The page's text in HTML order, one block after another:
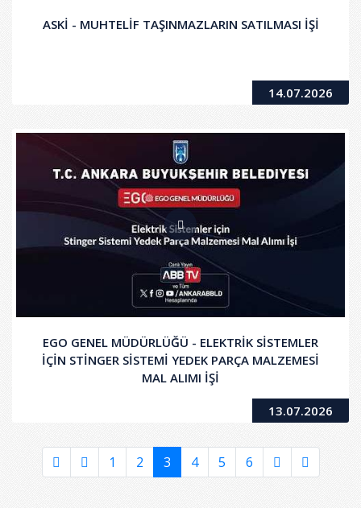
ASKİ - MUHTELİF TAŞINMAZLARIN SATILMASI İŞİ
14.07.2026
EGO GENEL MÜDÜRLÜĞÜ - ELEKTRİK SİSTEMLER
İÇİN STİNGER SİSTEMİ YEDEK PARÇA MALZEMESİ
MAL ALIMI İŞİ
13.07.2026
1 2 3 4 5 6